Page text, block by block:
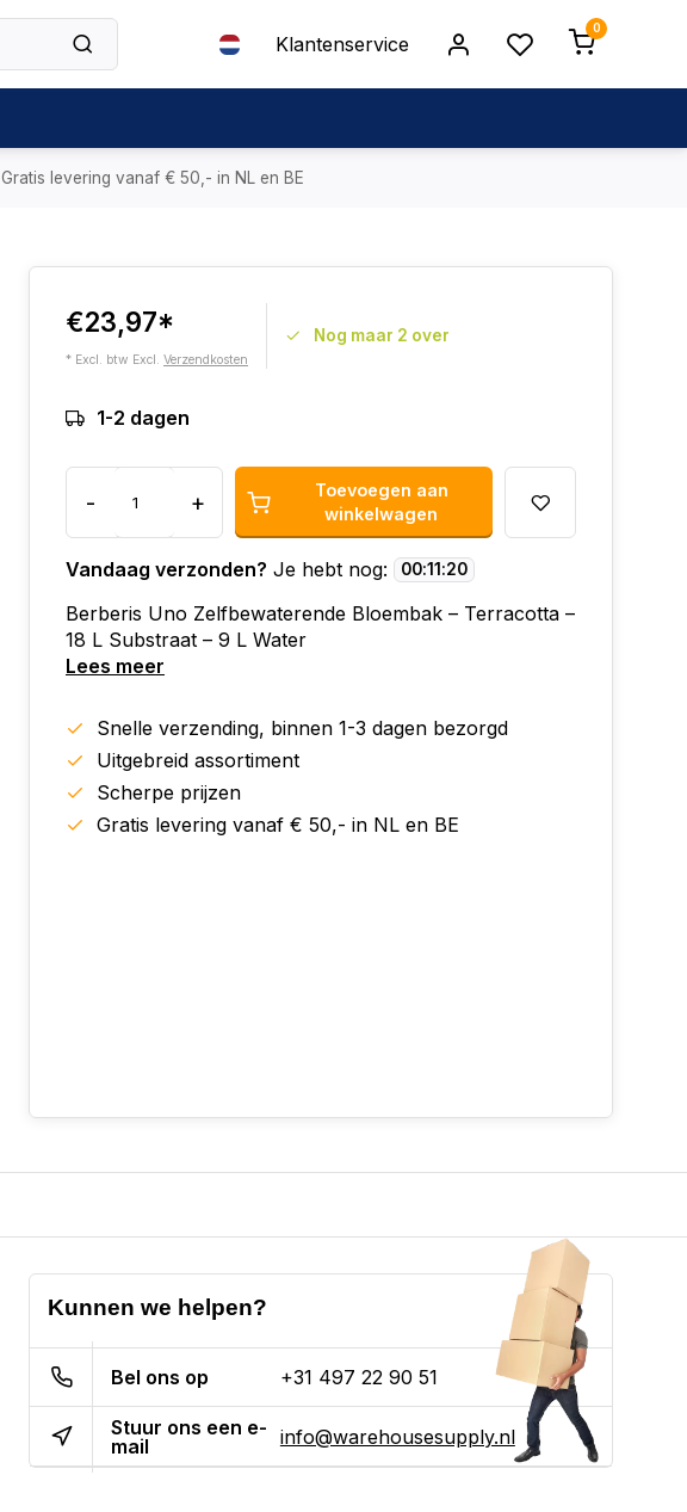
Klantenservice
0
Gratis levering vanaf € 50,- in NL en BE
€23,97*
* Excl. btw Excl. Verzendkosten
Nog maar 2 over
1-2 dagen
- +
Toevoegen aan
winkelwagen
Vandaag verzonden? Je hebt nog: 00:11:19
Berberis Uno Zelfbewaterende Bloembak – Terracotta –
18 L Substraat – 9 L Water
Lees meer
Snelle verzending, binnen 1-3 dagen bezorgd
Uitgebreid assortiment
Scherpe prijzen
Gratis levering vanaf € 50,- in NL en BE
Kunnen we helpen?
Bel ons op +31 497 22 90 51
Stuur ons een e-
mail
info@warehousesupply.nl